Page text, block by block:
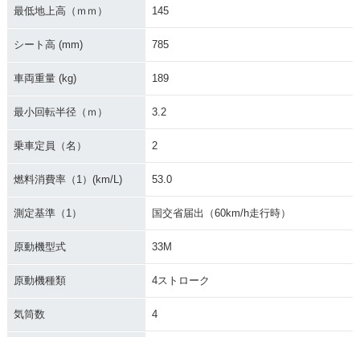
最低地上高（ｍｍ） 145
シート高 (mm) 785
車両重量 (kg) 189
最小回転半径（ｍ） 3.2
乗車定員（名） 2
燃料消費率（1）(km/L) 53.0
測定基準（1） 国交省届出（60km/h走行時）
原動機型式 33M
原動機種類 4ストローク
気筒数 4